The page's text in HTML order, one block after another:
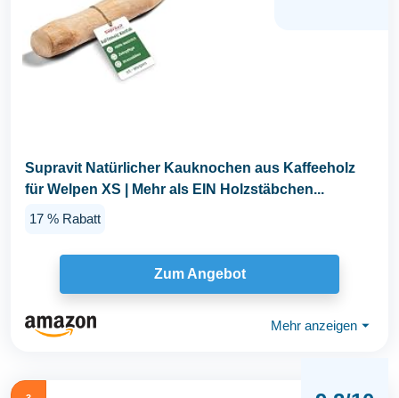
Supravit Natürlicher Kauknochen aus Kaffeeholz
für Welpen XS | Mehr als EIN Holzstäbchen...
17 % Rabatt
Zum Angebot
Mehr anzeigen ⏷